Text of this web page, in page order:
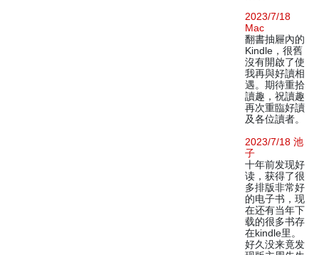
2023/7/18
Mac
翻書抽屜內的
Kindle，很舊
沒有開啟了使
我再與好讀相
遇。期待重拾
讀趣，祝讀趣
再次重臨好讀
及各位讀者。
2023/7/18 池
子
十年前发现好
读，获得了很
多排版非常好
的电子书，现
在还有当年下
载的很多书存
在kindle里。
好久没来竟发